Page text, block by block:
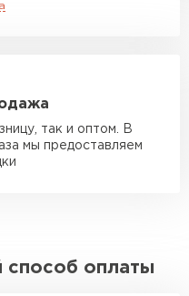
так и оптом. В
мы предоставляем
способ оплаты